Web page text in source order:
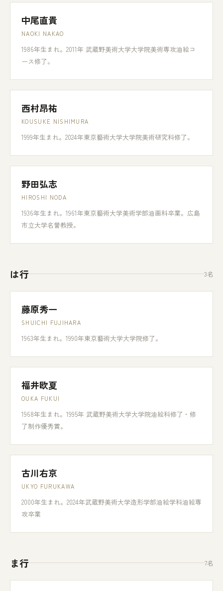
中尾直貴
NAOKI NAKAO
1986年生まれ。2011年 武蔵野美術大学大学院美術専攻油絵コ
ース修了。
西村昂祐
KOUSUKE NISHIMURA
1999年生まれ。2024年東京藝術大学大学院美術研究科修了。
野田弘志
HIROSHI NODA
1936年生まれ。1961年東京藝術大学美術学部油画科卒業。広島
市立大学名誉教授。
は行 3名
藤原秀一
SHUICHI FUJIHARA
1963年生まれ。1990年東京藝術大学大学院修了。
福井欧夏
OUKA FUKUI
1968年生まれ。1995年 武蔵野美術大学大学院油絵科修了・修
了制作優秀賞。
古川右京
UKYO FURUKAWA
2000年生まれ。2024年武蔵野美術大学造形学部油絵学科油絵専
攻卒業
ま行 7名